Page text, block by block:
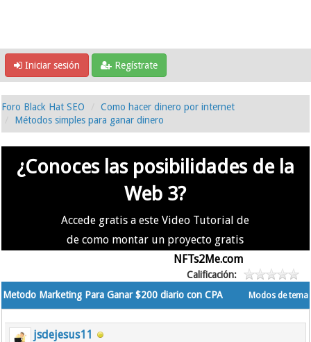
Iniciar sesión Regístrate
Foro Black Hat SEO
Como hacer dinero por internet
Métodos simples para ganar dinero
¿Conoces las posibilidades de la
Web 3?
Accede gratis a este Video Tutorial de
de como montar un proyecto gratis
NFTs2Me.com
Calificación:
Modos de tema
Metodo Marketing Para Ganar $200 diario con CPA
jsdejesus11